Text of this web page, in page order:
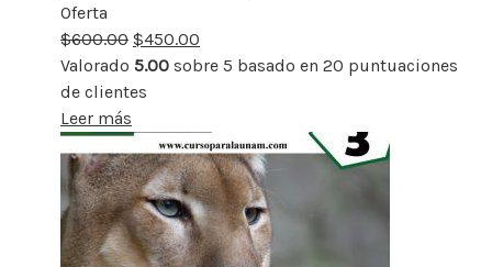
Oferta
rebajado
$600.00 $450.00
Valorado 5.00 sobre 5 basado en 20 puntuaciones
de clientes
Leer más